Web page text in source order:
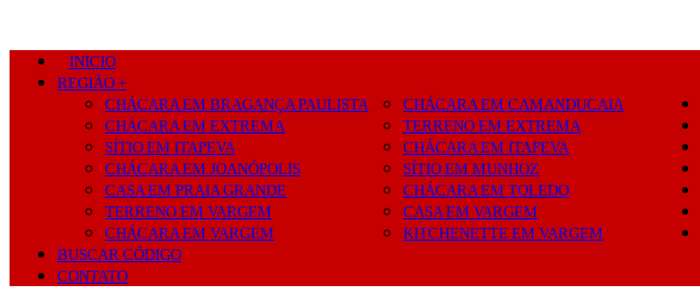
INICIO
REGIÃO +
CHÁCARA EM BRAGANÇA PAULISTA
CHÁCARA EM CAMANDUCAIA
CHÁCARA EM EXTREMA
TERRENO EM EXTREMA
SÍTIO EM ITAPEVA
CHÁCARA EM ITAPEVA
CHÁCARA EM JOANÓPOLIS
SÍTIO EM MUNHOZ
CASA EM PRAIA GRANDE
CHÁCARA EM TOLEDO
TERRENO EM VARGEM
CASA EM VARGEM
CHÁCARA EM VARGEM
KITCHENETTE EM VARGEM
BUSCAR CÓDIGO
CONTATO